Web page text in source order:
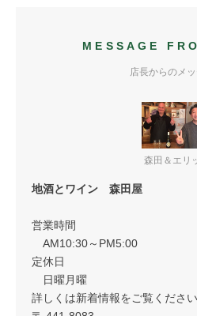
MESSAGE
店長からのメ
森田＆エリ
地酒とワイン 森田屋
営業時間
AM10:30～PM5:00
定休日
日曜月曜
詳しくは新着情報をご覧ください